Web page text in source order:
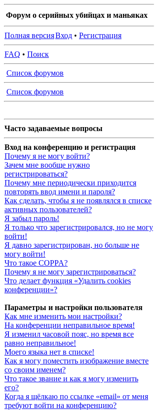
Форум о серийных убийцах и маньяках
Полная версияВход • Регистрация
FAQ • Поиск
Список форумов
Список форумов
Часто задаваемые вопросы
Вход на конференцию и регистрация
Почему я не могу войти?
Зачем мне вообще нужно
регистрироваться?
Почему мне периодически приходится
повторять ввод имени и пароля?
Как сделать, чтобы я не появлялся в списке
активных пользователей?
Я забыл пароль!
Я только что зарегистрировался, но не могу
войти!
Я давно зарегистрирован, но больше не
могу войти!
Что такое COPPA?
Почему я не могу зарегистрироваться?
Что делает функция «Удалить cookies
конференции»?
Параметры и настройки пользователя
Как мне изменить мои настройки?
На конференции неправильное время!
Я изменил часовой пояс, но время все
равно неправильное!
Моего языка нет в списке!
Как я могу поместить изображение вместе
со своим именем?
Что такое звание и как я могу изменить
его?
Когда я щёлкаю по ссылке «email» от меня
требуют войти на конференцию?